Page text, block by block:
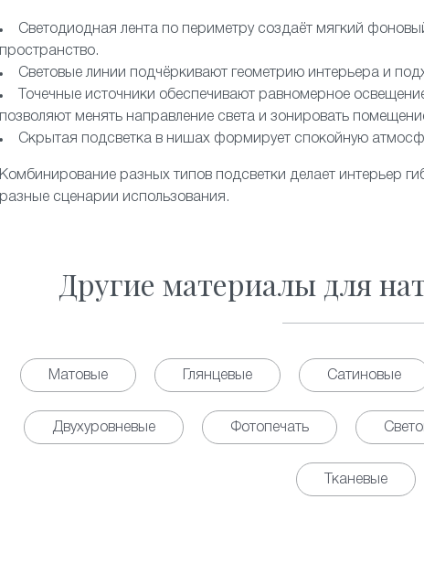
Светодиодная лента по периметру создаёт мягкий
пространство.
Световые линии подчёркивают геометрию интерьера и
Точечные источники обеспечивают равномерное
позволяют менять направление света и зонировать
Скрытая подсветка в нишах формирует спокойную
Комбинирование разных типов подсветки делает интерьер
разные сценарии использования.
Другие материалы для
Матовые Глянцевые Сатиновые
Двухуровневые Фотопечать
Тканевые